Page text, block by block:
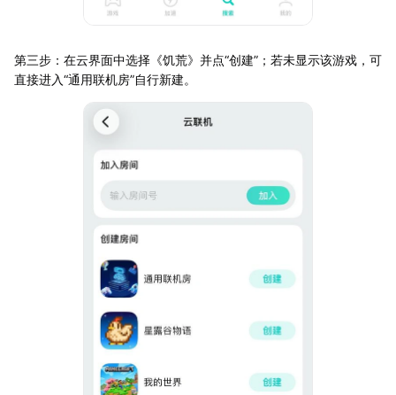
第三步：在云界面中选择《饥荒》并点“创建”；若未显示该游戏，可
直接进入“通用联机房”自行新建。